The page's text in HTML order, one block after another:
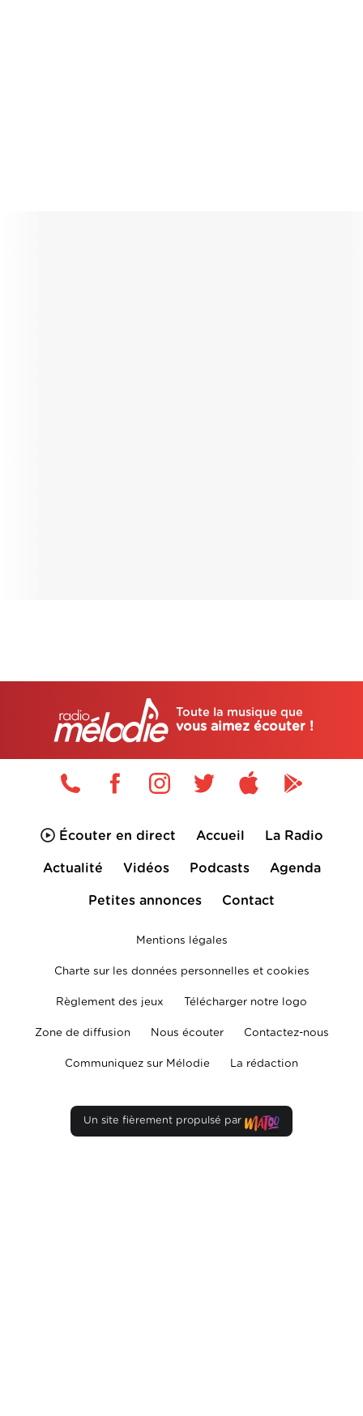
Toute la musique que
vous aimez écouter !
Écouter en direct Accueil La Radio
Actualité Vidéos Podcasts Agenda
Petites annonces Contact
Mentions légales
Charte sur les données personnelles et cookies
Règlement des jeux Télécharger notre logo
Zone de diffusion Nous écouter Contactez-nous
Communiquez sur Mélodie La rédaction
Un site fièrement propulsé par